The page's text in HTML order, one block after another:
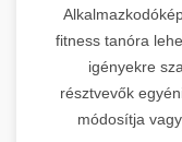
fitness tanóra
igényekre
résztvevők
módosítja